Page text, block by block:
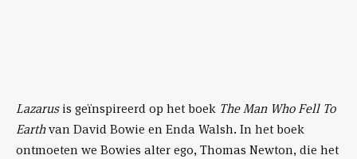
Lazarusis geïnspireerd op het boek The Man Who Fell To
Earthvan David Bowie en Enda Walsh. In het boek
ontmoeten we Bowies alter ego, Thomas Newton, die het